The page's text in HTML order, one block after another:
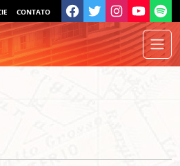
CONTATO